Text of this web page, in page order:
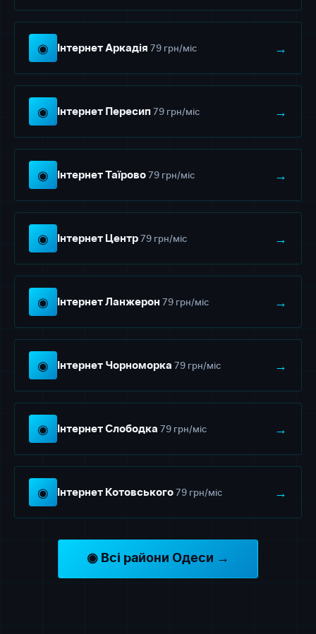
◉ Інтернет Аркадія 79 грн/міс →
◉ Інтернет Пересип 79 грн/міс →
◉ Інтернет Таїрово 79 грн/міс →
◉ Інтернет Центр 79 грн/міс →
◉ Інтернет Ланжерон 79 грн/міс →
◉ Інтернет Чорноморка 79 грн/міс →
◉ Інтернет Слободка 79 грн/міс →
◉ Інтернет Котовського 79 грн/міс →
◉ Всі райони Одеси →